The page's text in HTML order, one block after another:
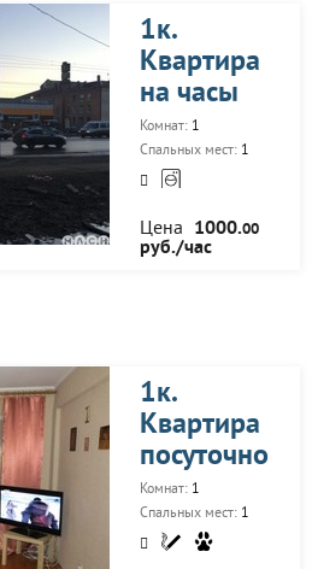
хороший ремонт.
Большая кровать с
ортопедическим
матрасом. Только
представьте, как
комфортно вы
сможете выспаться
на такой кровати.
Так, как вы
привыкли это
комфортом! И не
только выспаться…
1к.
Квартира
на часы
Комнат: 1
Спальных мест: 1
Цена 1000.00
руб./час
1к.
Квартира
посуточно
Комнат: 1
Спальных мест: 1